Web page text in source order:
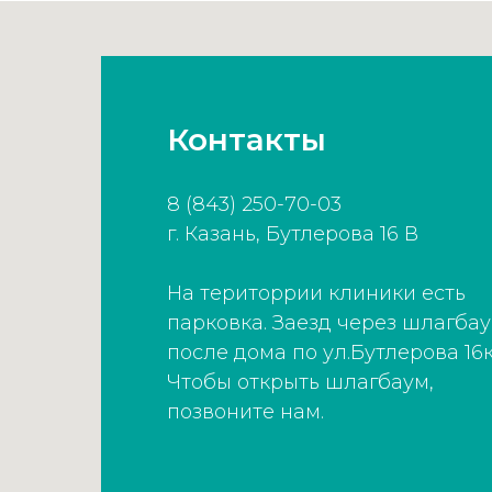
Контакты
8 (843) 250-70-03
г. Казань, Бутлерова 16 В
На територрии клиники есть
парковка. Заезд через
после дома по ул.Бутлерова
Чтобы открыть шлагбаум,
позвоните нам.